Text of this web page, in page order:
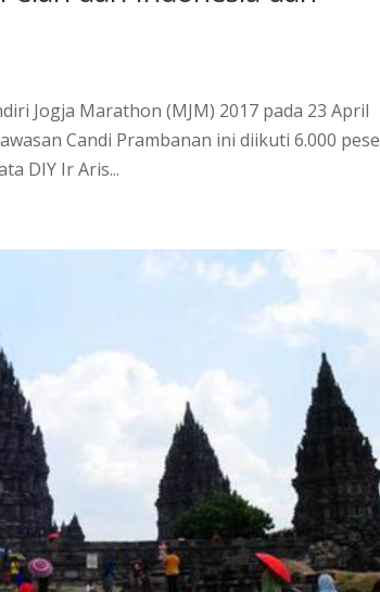
Jogja Marathon (MJM) 2017 pada 23 April
Candi Prambanan ini diikuti 6.000
DIY Ir Aris...